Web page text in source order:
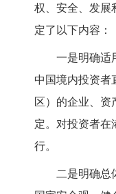
权、安全、发展
定了以下内容：
一是明确适
中国境内投资者
区）的企业、资
定。对投资者在
行。
二是明确总